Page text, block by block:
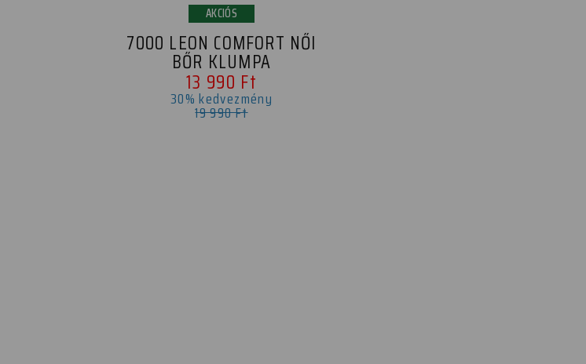
AKCIÓS
7000 LEON COMFORT NŐI
BŐR KLUMPA
13 990 Ft
30% kedvezmény
19 990 Ft